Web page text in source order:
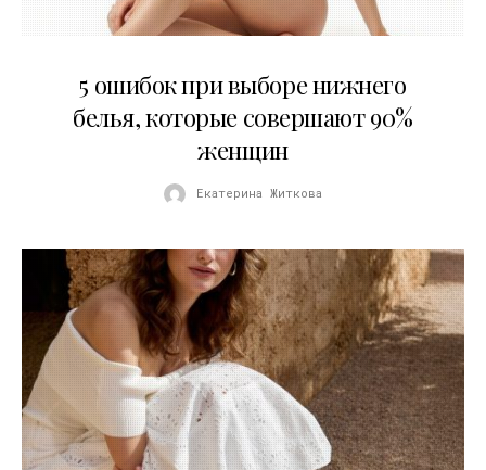
5 ошибок при выборе нижнего
белья, которые совершают 90%
женщин
Екатерина Житкова